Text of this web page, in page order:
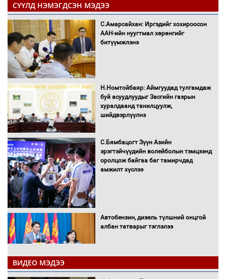
СҮҮЛД НЭМЭГДСЭН МЭДЭЭ
С.Амарсайхан: Иргэдийг хохироосон
ААН-ийн нуугтмал хөрөнгийг
битүүмжлэнэ
Н.Номтойбаяр: Аймгуудад тулгамдаж
буй асуудлуудыг Засгийн газрын
хуралдаанд танилцуулж,
шийдвэрлүүлнэ
С.Бямбацогт Зүүн Азийн
эрэгтэйчүүдийн волейболын тэмцээнд
оролцож байгаа баг тамирчдад
амжилт хүслээ
Автобензин, дизель түлшний онцгой
албан татварыг тэглэлээ
Санхүүгийн хэмнэлтийн горимд эрүүл
ВИДЕО МЭДЭЭ